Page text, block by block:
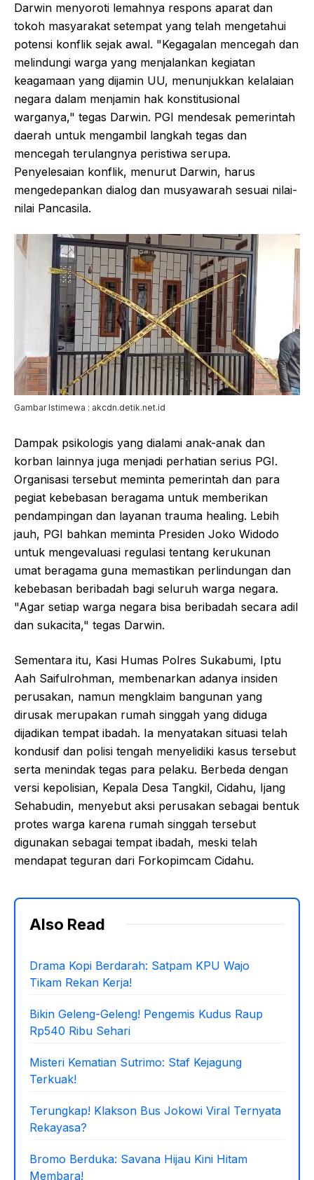
Darwin menyoroti lemahnya respons aparat dan
tokoh masyarakat setempat yang telah mengetahui
potensi konflik sejak awal. "Kegagalan mencegah dan
melindungi warga yang menjalankan kegiatan
keagamaan yang dijamin UU, menunjukkan kelalaian
negara dalam menjamin hak konstitusional
warganya," tegas Darwin. PGI mendesak pemerintah
daerah untuk mengambil langkah tegas dan
mencegah terulangnya peristiwa serupa.
Penyelesaian konflik, menurut Darwin, harus
mengedepankan dialog dan musyawarah sesuai nilai-
nilai Pancasila.
Gambar Istimewa : akcdn.detik.net.id
Dampak psikologis yang dialami anak-anak dan
korban lainnya juga menjadi perhatian serius PGI.
Organisasi tersebut meminta pemerintah dan para
pegiat kebebasan beragama untuk memberikan
pendampingan dan layanan trauma healing. Lebih
jauh, PGI bahkan meminta Presiden Joko Widodo
untuk mengevaluasi regulasi tentang kerukunan
umat beragama guna memastikan perlindungan dan
kebebasan beribadah bagi seluruh warga negara.
"Agar setiap warga negara bisa beribadah secara adil
dan sukacita," tegas Darwin.
Sementara itu, Kasi Humas Polres Sukabumi, Iptu
Aah Saifulrohman, membenarkan adanya insiden
perusakan, namun mengklaim bangunan yang
dirusak merupakan rumah singgah yang diduga
dijadikan tempat ibadah. Ia menyatakan situasi telah
kondusif dan polisi tengah menyelidiki kasus tersebut
serta menindak tegas para pelaku. Berbeda dengan
versi kepolisian, Kepala Desa Tangkil, Cidahu, Ijang
Sehabudin, menyebut aksi perusakan sebagai bentuk
protes warga karena rumah singgah tersebut
digunakan sebagai tempat ibadah, meski telah
mendapat teguran dari Forkopimcam Cidahu.
Also Read
Drama Kopi Berdarah: Satpam KPU Wajo
Tikam Rekan Kerja!
Bikin Geleng-Geleng! Pengemis Kudus Raup
Rp540 Ribu Sehari
Misteri Kematian Sutrimo: Staf Kejagung
Terkuak!
Terungkap! Klakson Bus Jokowi Viral Ternyata
Rekayasa?
Bromo Berduka: Savana Hijau Kini Hitam
Membara!